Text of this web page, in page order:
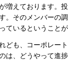
増えております。
。そのメンバーの
ているということ
ども、コーポレー
は、どうやって進